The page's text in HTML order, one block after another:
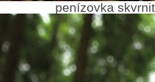
penízovka